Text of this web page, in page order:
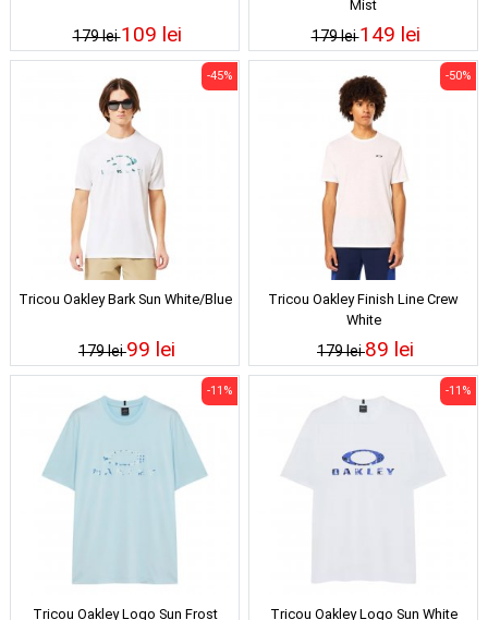
179 lei109 lei
Mist
179 lei149 lei
Tricou Oakley Bark Sun White/Blue
179 lei
-45%
99 lei
Tricou Oakley Finish Line Crew
White
179 lei
-50%
89 lei
Tricou Oakley Logo Sun Frost
-11%
Tricou Oakley Logo Sun White
-11%